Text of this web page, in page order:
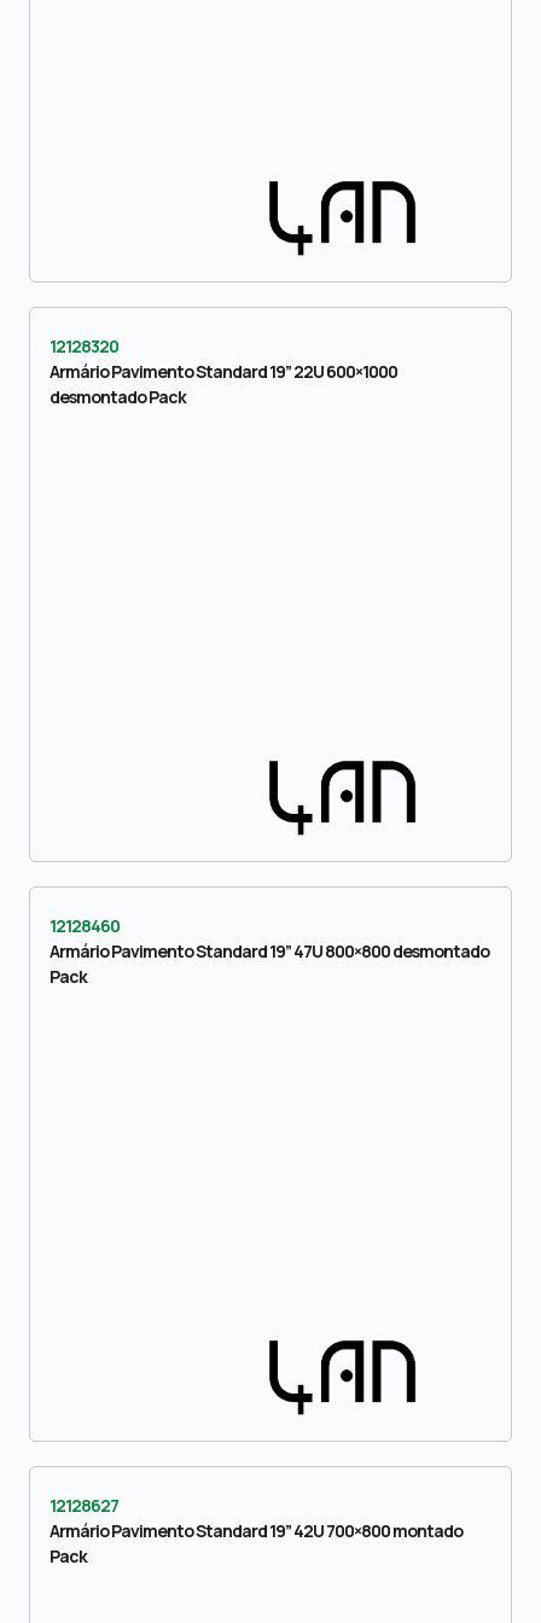
12128320
Armário Pavimento Standard 19” 22U 600×1000
desmontado Pack
12128460
Armário Pavimento Standard 19” 47U 800×800 desmontado
Pack
12128627
Armário Pavimento Standard 19” 42U 700×800 montado
Pack